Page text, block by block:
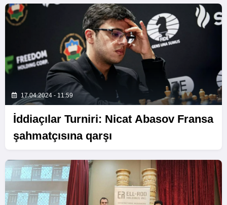
17.04.2024 - 11:59
İddiaçılar Turniri: Nicat Abasov Fransa
şahmatçısına qarşı